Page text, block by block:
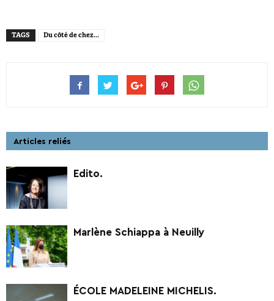
TAGS Du côté de chez...
Articles reliés
Edito.
Marlène Schiappa à Neuilly
ÉCOLE MADELEINE MICHELIS.